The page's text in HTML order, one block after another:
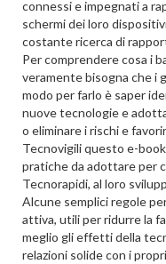
connessi e impegnati a
schermi dei loro
costante ricerca di
Per comprendere cosa i
veramente bisogna che i
modo per farlo è saper
nuove tecnologie e
o eliminare i rischi e
Tecnovigili questo e-
pratiche da adottare per
Tecnorapidi, al loro
Alcune semplici regole
attiva, utili per ridurre la
meglio gli effetti della
relazioni solide con i